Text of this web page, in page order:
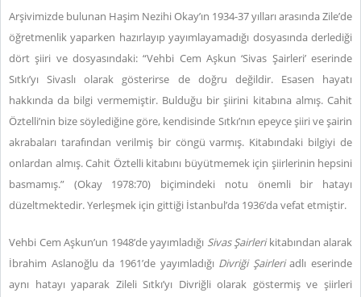
Arşivimizde bulunan Haşim Nezihi Okay’ın 1934-37 yılları arasında Zile’de
öğretmenlik yaparken hazırlayıp yayımlayamadığı dosyasında derlediği
dört şiiri ve dosyasındaki: “Vehbi Cem Aşkun ‘Sivas Şairleri’ eserinde
Sıtkı’yı Sivaslı olarak gösterirse de doğru değildir. Esasen hayatı
hakkında da bilgi vermemiştir. Bulduğu bir şiirini kitabına almış. Cahit
Öztelli’nin bize söylediğine göre, kendisinde Sıtkı’nın epeyce şiiri ve şairin
akrabaları tarafından verilmiş bir cöngü varmış. Kitabındaki bilgiyi de
onlardan almış. Cahit Öztelli kitabını büyütmemek için şiirlerinin hepsini
basmamış.” (Okay 1978:70) biçimindeki notu önemli bir hatayı
düzeltmektedir.Yerleşmek için gittiği İstanbul’da 1936’da vefat etmiştir.
Vehbi Cem Aşkun’un 1948’de yayımladığı Sivas Şairlerikitabından alarak
İbrahim Aslanoğlu da 1961’de yayımladığı Divriği Şairleriadlı eserinde
aynı hatayı yaparak Zileli Sıtkı’yı Divriğli olarak göstermiş ve şiirleri